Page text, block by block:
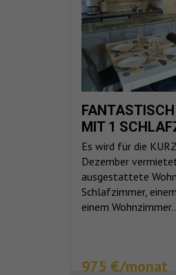
MIT 1
Es wird für die
Dezember
ausgestattete
Schlafzimmer,
einem
975 €/monat